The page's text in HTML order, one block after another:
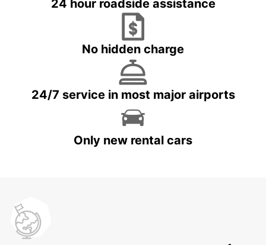
24 hour roadside assistance
No hidden charge
24/7 service in most major airports
Only new rental cars